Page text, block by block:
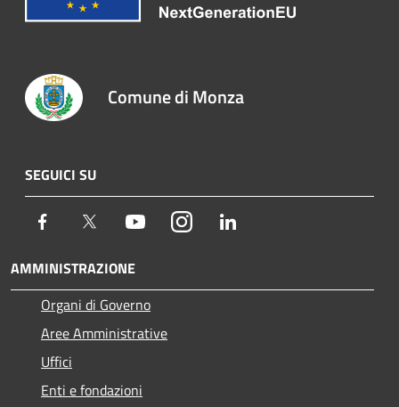
Comune di Monza
SEGUICI SU
Facebook Twitter YoutubeInstagram
AMMINISTRAZIONE
Organi di Governo
Aree Amministrative
Uffici
Enti e fondazioni